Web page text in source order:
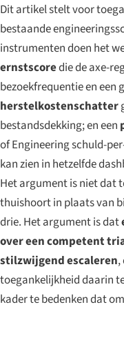
Dit artikel stelt voor
bestaande
instrumenten doen het
ernstscoredie de axe-
bezoekfrequentie en
herstelkostenschatter
bestandsdekking; en een
of Engineering schuld-
kan zien in hetzelfde
Het argument is niet dat
thuishoort in plaats van
drie. Het argument is dat
over een competent
stilzwijgend escaleren,
toegankelijkheid daarin
kader te bedenken dat